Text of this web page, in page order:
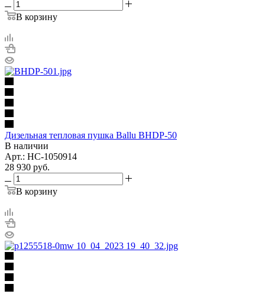
В корзину
Дизельная тепловая пушка Ballu BHDP-50
В наличии
Арт.: НС-1050914
28 930 руб.
В корзину